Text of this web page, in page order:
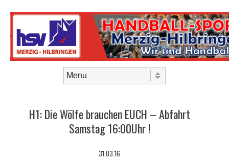
H1: Die Wölfe brauchen EUCH – Abfahrt
Samstag 16:00Uhr !
31.03.16